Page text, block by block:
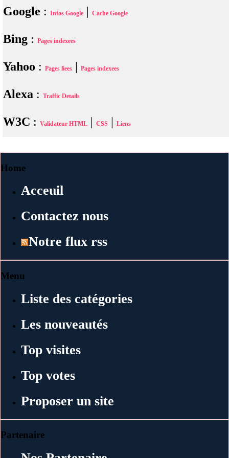
Google : Infos Google | Cache Google
Bing : Pages indexees
Yahoo : Pages liees | Pages indexees
Alexa : Traffic Details
W3C : Validateur HTML | CSS | Liens
Home
Acceuil
Contactez nous
Notre flux rss
Menu
Liste des catégories
Les nouveautés
Top visites
Top votes
Proposer un site
Partenaire